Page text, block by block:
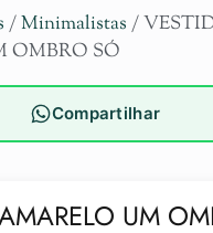
/Minimalistas /
OMBRO SÓ
Compartilhar
UM